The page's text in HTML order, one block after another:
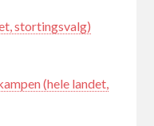
stortingsvalg)
(hele landet,